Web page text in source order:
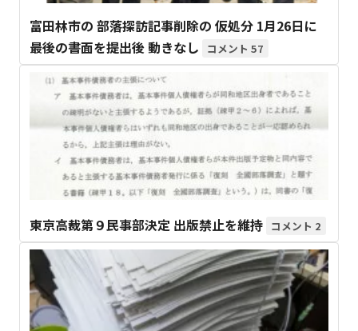
富田林市の 部落探訪記事削除の 仮処分 1月26日に
最後の書面を提出後 動きなし
57
東京高裁第９民事部決定 出版禁止を維持 2